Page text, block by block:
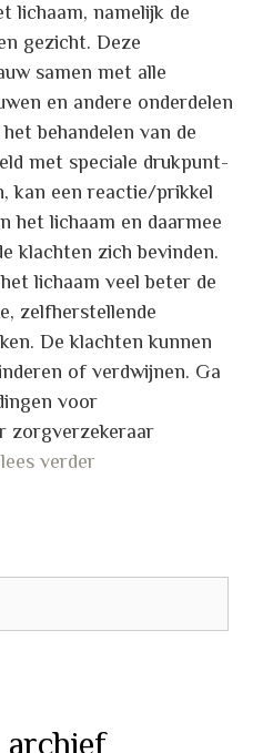
lichaam, namelijk de
gezicht. Deze
samen met alle
en andere onderdelen
behandelen van de
met speciale drukpunt-
kan een reactie/prikkel
het lichaam en daarmee
klachten zich bevinden.
lichaam veel beter de
zelfherstellende
De klachten kunnen
of verdwijnen. Ga
voor
zorgverzekeraar
lees verder
archief